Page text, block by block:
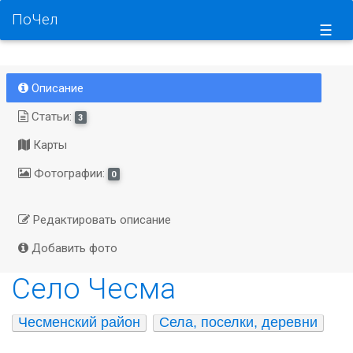
☰
ПоЧел
Описание
Статьи:
3
Карты
Фотографии:
0
Редактировать описание
Добавить фото
Село Чесма
Чесменский район Села, поселки, деревни